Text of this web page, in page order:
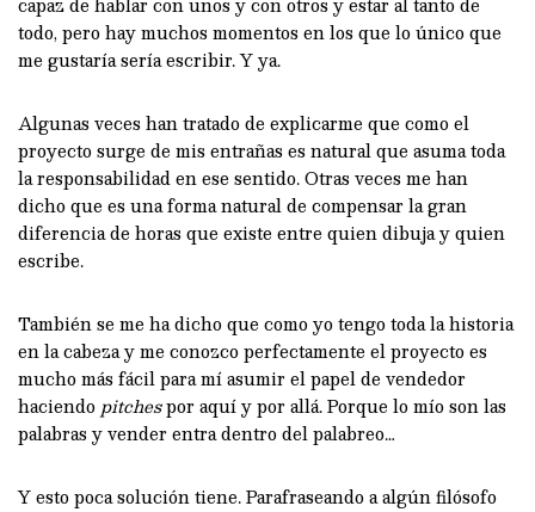
todo, pero hay muchos momentos en los que lo único que
me gustaría sería escribir. Y ya.
Algunas veces han tratado de explicarme que como el
proyecto surge de mis entrañas es natural que asuma toda
la responsabilidad en ese sentido. Otras veces me han
dicho que es una forma natural de compensar la gran
diferencia de horas que existe entre quien dibuja y quien
escribe.
También se me ha dicho que como yo tengo toda la historia
en la cabeza y me conozco perfectamente el proyecto es
mucho más fácil para mí asumir el papel de vendedor
haciendo pitchespor aquí y por allá. Porque lo mío son las
palabras y vender entra dentro del palabreo…
Y esto poca solución tiene. Parafraseando a algún filósofo